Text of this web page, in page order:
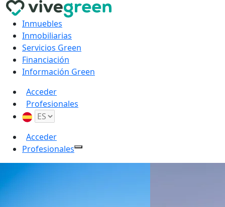
Inmuebles
Inmobiliarias
Servicios Green
Financiación
Información Green
Acceder
Profesionales
Acceder
Profesionales